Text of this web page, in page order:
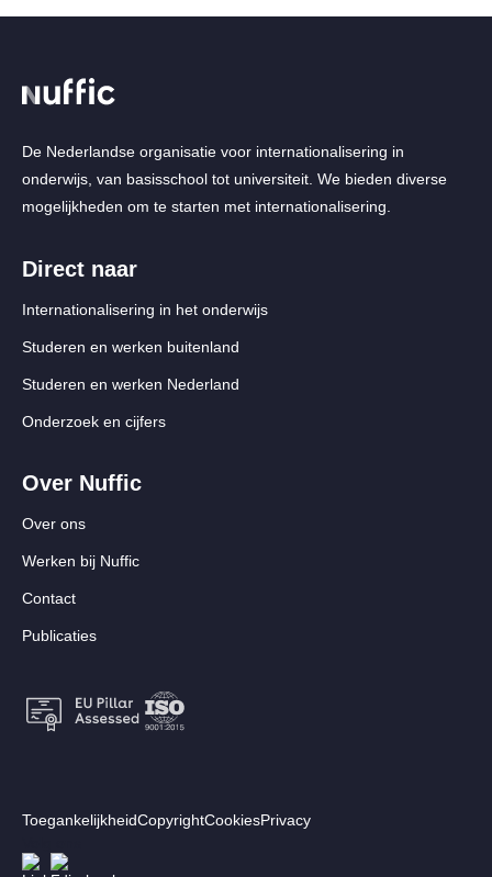
De Nederlandse organisatie voor internationalisering in
onderwijs, van basisschool tot universiteit. We bieden diverse
mogelijkheden om te starten met internationalisering.
Direct naar
Internationalisering in het onderwijs
Studeren en werken buitenland
Studeren en werken Nederland
Onderzoek en cijfers
Over Nuffic
Over ons
Werken bij Nuffic
Contact
Publicaties
Footer:
menu
ToegankelijkheidCopyrightCookiesPrivacy
Afbeelding
Afbeelding